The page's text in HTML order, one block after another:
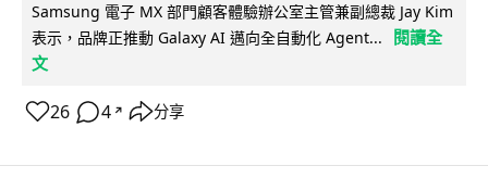
Samsung 電子 MX 部門顧客體驗辦公室主管兼副總裁 Jay Kim
表示，品牌正推動 Galaxy AI 邁向全自動化 Agent...
閱讀全
文
26 4 ↗ 分享